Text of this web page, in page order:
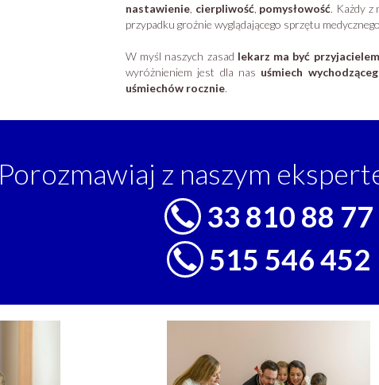
nastawienie cierpliwość, pomysłowość. Każdy z
przypadku groźnie wyglądającego sprzętu
W myśl naszych zasad lekarz ma być przyjacielem
wyróżnieniem jest dla nas uśmiech
uśmiechów rocznie.
Porozmawiaj z naszym
33 810 88 77
515 546 452